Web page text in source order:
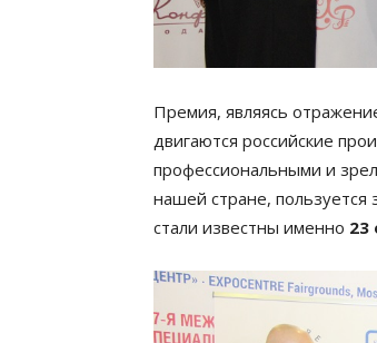
Премия, являясь
двигаются российские
профессиональными и
нашей стране, пользуется
стали известны именно 23